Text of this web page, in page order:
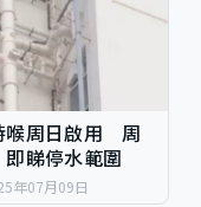
喉周日啟用 周
睇停水範圍
年07月09日